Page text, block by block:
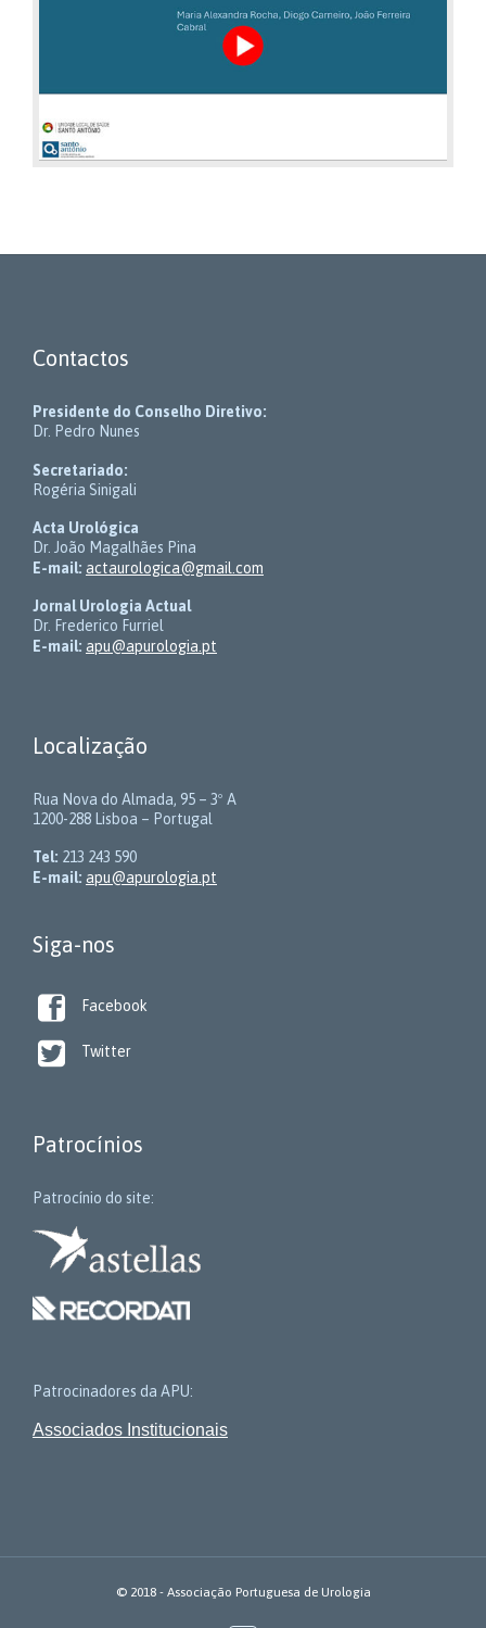
Contactos
Presidente do Conselho Diretivo:
Dr. Pedro Nunes
Secretariado:
Rogéria Sinigali
Acta Urológica
Dr. João Magalhães Pina
E-mail: actaurologica@gmail.com
Jornal Urologia Actual
Dr. Frederico Furriel
E-mail: apu@apurologia.pt
Localização
Rua Nova do Almada, 95 – 3º A
1200-288 Lisboa – Portugal
Tel: 213 243 590
E-mail: apu@apurologia.pt
Siga-nos
 Facebook
 Twitter
Patrocínios
Patrocínio do site:
Patrocinadores da APU:
Associados Institucionais
© 2018 - Associação Portuguesa de Urologia